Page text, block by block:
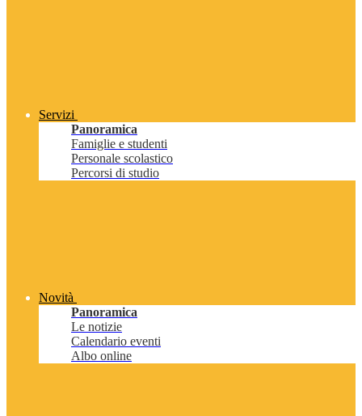
Servizi
Panoramica
Famiglie e studenti
Personale scolastico
Percorsi di studio
Novità
Panoramica
Le notizie
Calendario eventi
Albo online